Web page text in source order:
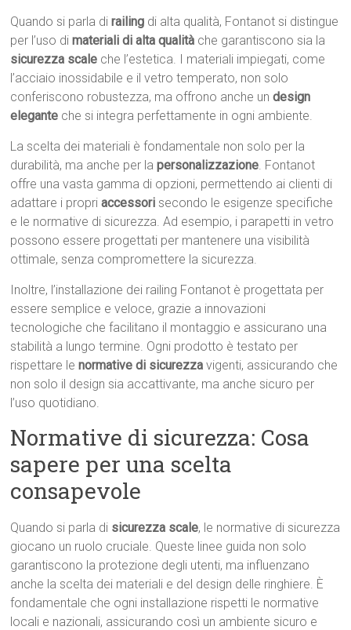
Quando si parla dirailing di alta qualità, Fontanot si distingue
per l’uso dimateriali di alta qualità che garantiscono sia la
sicurezza scale che l’estetica. I materiali impiegati, come
l’acciaio inossidabile e il vetro temperato, non solo
conferiscono robustezza, ma offrono anche undesign
elegante che si integra perfettamente in ogni ambiente.
La scelta dei materiali è fondamentale non solo per la
durabilità, ma anche per lapersonalizzazione. Fontanot
offre una vasta gamma di opzioni, permettendo ai clienti di
adattare i propriaccessori secondo le esigenze specifiche
e le normative di sicurezza. Ad esempio, i parapetti in vetro
possono essere progettati per mantenere una visibilità
ottimale, senza compromettere la sicurezza.
Inoltre, l’installazione dei railing Fontanot è progettata per
essere semplice e veloce, grazie a innovazioni
tecnologiche che facilitano il montaggio e assicurano una
stabilità a lungo termine. Ogni prodotto è testato per
rispettare lenormative di sicurezza vigenti, assicurando che
non solo il design sia accattivante, ma anche sicuro per
l’uso quotidiano.
Normative di sicurezza: Cosa
sapere per una scelta
consapevole
Quando si parla di sicurezza scale, le normative di sicurezza
giocano un ruolo cruciale. Queste linee guida non solo
garantiscono la protezione degli utenti, ma influenzano
anche la scelta dei materiali e del design delle ringhiere. È
fondamentale che ogni installazione rispetti le normative
locali e nazionali, assicurando così un ambiente sicuro e